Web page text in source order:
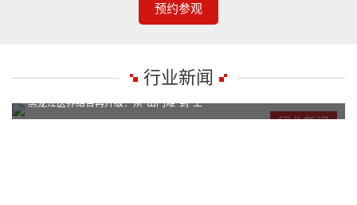
预约参观
行业新闻
行业新闻
黑龙江医养结合再升级：从“出门难”到“上
黑龙江医养结合再升级：从“出门难”到“上